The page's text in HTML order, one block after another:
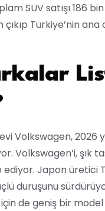
SUV satışı 186 bin
Türkiye’nin
2026
Volkswagen’i, şık
Japon üretici
duruşunu
de geniş bir